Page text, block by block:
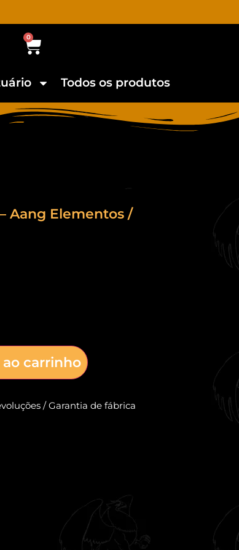
0
Todos os produtos
Aang Elementos /
carrinho
/ Garantia de fábrica